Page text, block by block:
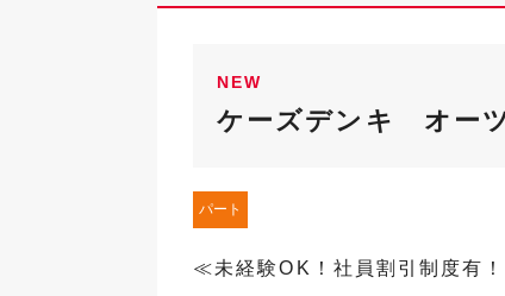
NEW
ケーズデンキ オー
パート
≪未経験OK！社員割引制度有